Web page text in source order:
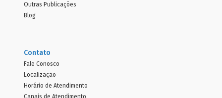
Outras Publicações
Blog
Contato
Fale Conosco
Localização
Horário de Atendimento
Canais de Atendimento